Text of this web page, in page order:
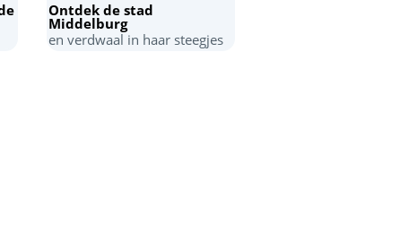
Ontdek de stad
Middelburg
en verdwaal in haar steegjes